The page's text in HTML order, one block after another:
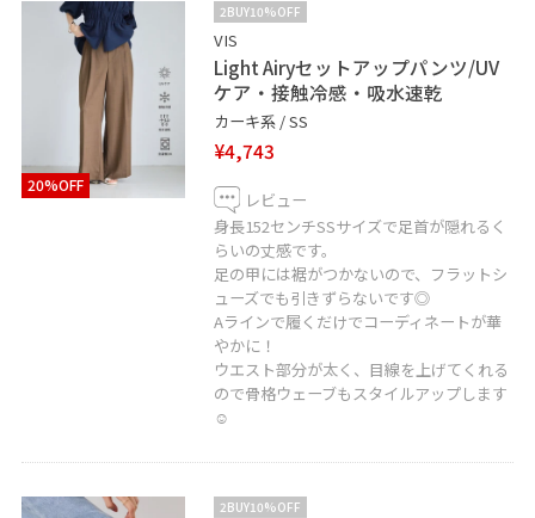
きます♪
LINEで在庫のお問い合わせや商品、コーディネートのご
相談など是非お気軽にお問い合わせくださいませ。
LINEでラゾーナ川崎VISスタッフにご相談は【友だち追
加】をタップ！！
20%OFF
2BUY10%OFF
VIS
Light Airyセットアップパンツ/UV
ケア・接触冷感・吸水速乾
カーキ系 / SS
¥4,743
レビュー
身長152センチSSサイズで足首が隠れるく
らいの丈感です。
足の甲には裾がつかないので、フラットシ
ューズでも引きずらないです◎
Aラインで履くだけでコーディネートが華
やかに！
ウエスト部分が太く、目線を上げてくれる
ので骨格ウェーブもスタイルアップします
☺︎
2BUY10%OFF